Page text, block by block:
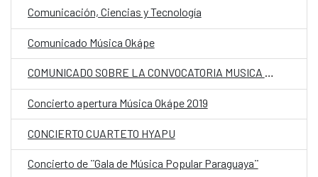
Comunicación, Ciencias y Tecnología
Comunicado Música Okápe
COMUNICADO SOBRE LA CONVOCATORIA MUSICA OKAPE 2020
Concierto apertura Música Okápe 2019
CONCIERTO CUARTETO HYAPU
Concierto de ¨Gala de Música Popular Paraguaya¨